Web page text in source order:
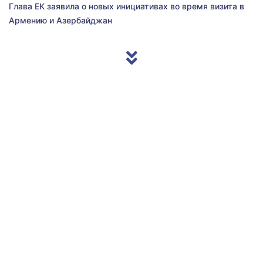
Глава ЕК заявила о новых инициативах во время визита в
Армению и Азербайджан